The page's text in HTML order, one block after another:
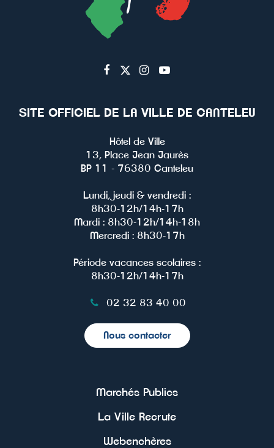
Lien
le
Facebook
Lien
le
Twitter
Lien
le
Instagram
Lien
la
Youtube
SITE OFFICIEL DE LA VILLE DE CANTELEU
Hôtel de Ville
13, Place Jean Jaurès
BP 11 - 76380 Canteleu
Lundi, jeudi & vendredi :
8h30-12h/14h-17h
Mardi : 8h30-12h/14h-18h
Mercredi : 8h30-17h
Période vacances scolaires :
8h30-12h/14h-17h
02 32 83 40 00
Nous contacter
Marchés Publics
La Ville Recrute
Webenchères